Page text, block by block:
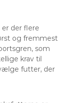
der flere
og fremmest
som
krav til
futter, der